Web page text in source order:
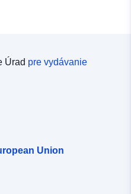
Úrad pre vydávanie
Union